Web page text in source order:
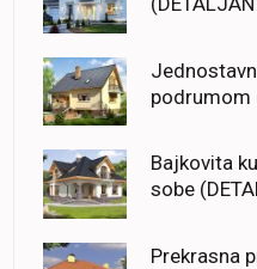
podrumom
Bajkovita
sobe
Prekrasna